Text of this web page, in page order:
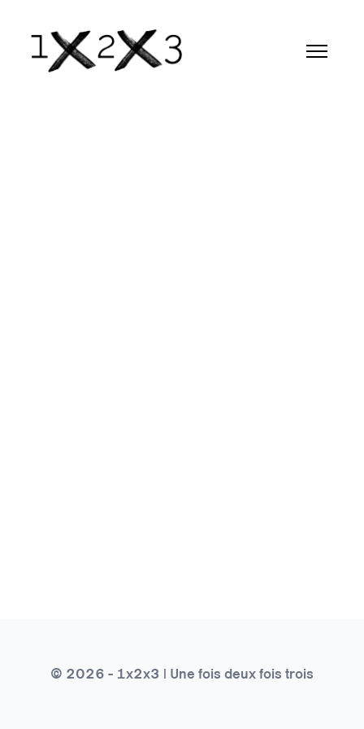
© 2026 - 1x2x3 | Une fois deux fois trois